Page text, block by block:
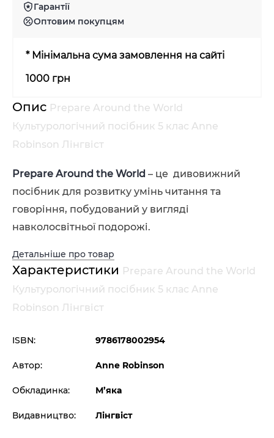
Гарантії
Оптовим покупцям
* Мінімальна сума замовлення на сайті
1000 грн
Опис Prepare Around the World
Культурологічний посібник 5 клас Anne
Robinson Лінгвіст
Prepare Around the World – це дивовижний
посібник для розвитку умінь читання та
говоріння, побудований у вигляді
навколосвітньої подорожі.
Детальніше про товар
Характеристики Prepare Around the World
Культурологічний посібник 5 клас Anne
Robinson Лінгвіст
ISBN: 9786178002954
Автор: Anne Robinson
Обкладинка: М’яка
Видавництво: Лінгвіст